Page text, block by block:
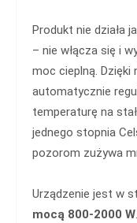
Produkt nie działa
– nie włącza się i
moc cieplną.
automatycznie
temperaturę na
jednego stopnia
pozorom zużywa
Urządzenie jest w
mocą 800-2000 W